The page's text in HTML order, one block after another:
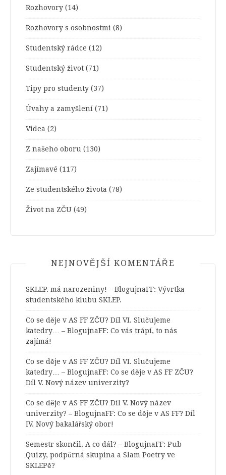
Rozhovory (14)
Rozhovory s osobnostmi (8)
Studentský rádce (12)
Studentský život (71)
Tipy pro studenty (37)
Úvahy a zamyšlení (71)
Videa (2)
Z našeho oboru (130)
Zajímavé (117)
Ze studentského života (78)
Život na ZČU (49)
NEJNOVĚJŠÍ KOMENTÁŘE
SKLEP. má narozeniny! – BlogujnaFF: Vývrtka
studentského klubu SKLEP.
Co se děje v AS FF ZČU? Díl VI. Slučujeme
katedry… – BlogujnaFF: Co vás trápí, to nás
zajímá!
Co se děje v AS FF ZČU? Díl VI. Slučujeme
katedry… – BlogujnaFF: Co se děje v AS FF ZČU?
Díl V. Nový název univerzity?
Co se děje v AS FF ZČU? Díl V. Nový název
univerzity? – BlogujnaFF: Co se děje v AS FF? Díl
IV. Nový bakalářský obor!
Semestr skončil. A co dál? – BlogujnaFF: Pub
Quizy, podpůrná skupina a Slam Poetry ve
SKLEPě?